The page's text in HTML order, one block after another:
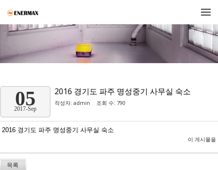
05
2017-Sep
2016 경기도 파주 명성중기 사무실 숙소
작성자: admin 조회 수: 790
2016 경기도 파주 명성중기 사무실 숙소
이 게시물을
목록